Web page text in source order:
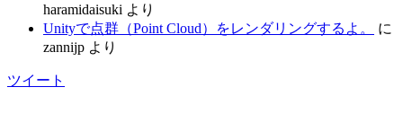
haramidaisuki より
Unityで点群（Point Cloud）をレンダリングするよ。
に
zannijp より
ツイート